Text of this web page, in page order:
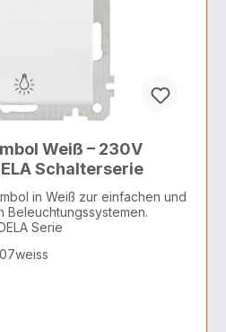
Weiß – 230V
Schalterserie
in Weiß zur einfachen und
Beleuchtungssystemen.
Serie